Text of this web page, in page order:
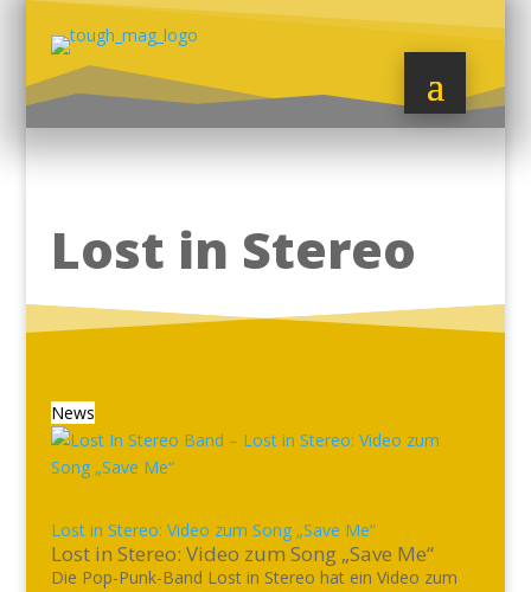
Lost in Stereo
News
Lost in Stereo: Video zum Song „Save Me“
Lost in Stereo: Video zum Song „Save Me“
Die Pop-Punk-Band Lost in Stereo hat ein Video zum